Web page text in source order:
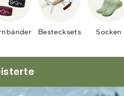
Bestecksets Socken